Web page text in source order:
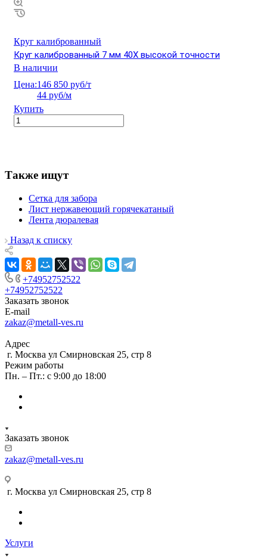
Круг калиброванный
Круг калиброванный 7 мм 40Х высокой точности
В наличии
Цена:146 850 руб/т
44 руб/м
Купить
Также ищут
Сетка для забора
Лист нержавеющий горячекатаный
Лента дюралевая
Назад к списку
+74952752522
+74952752522
Заказать звонок
E-mail
zakaz@metall-ves.ru
Адрес
г. Москва ул Смирновская 25, стр 8
Режим работы
Пн. – Пт.: с 9:00 до 18:00
Заказать звонок
zakaz@metall-ves.ru
г. Москва ул Смирновская 25, стр 8
Услуги